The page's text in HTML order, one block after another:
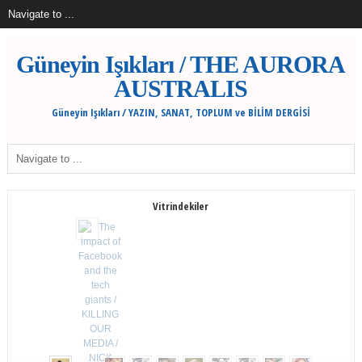
Güneyin Işıkları / THE AURORA
AUSTRALIS
Güneyin Işıkları / YAZIN, SANAT, TOPLUM ve BİLİM DERGİSİ
Vitrindekiler